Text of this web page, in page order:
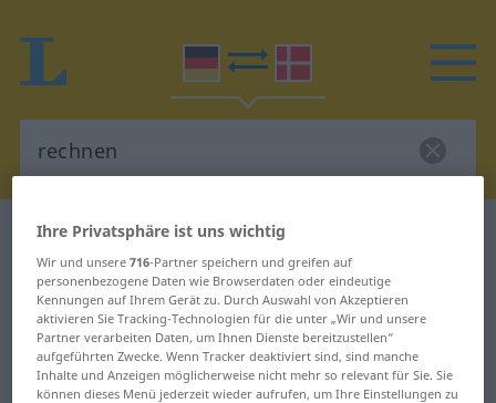
Deutsch-Dänisch Wörterbuch
Deutsch-Dänisch Übersetzung für
"rechnen"
"rechnen" Dänisch Übersetzung
Ihre Privatsphäre ist uns wichtig
Wir und unsere716-Partner speichern und greifen auf
personenbezogene Daten wie Browserdaten oder eindeutige
Kennungen auf Ihrem Gerät zu. Durch Auswahl von Akzeptieren
aktivieren Sie Tracking-Technologien für die unter „Wir und unsere
Partner verarbeiten Daten, um Ihnen Dienste bereitzustellen“
aufgeführten Zwecke. Wenn Tracker deaktiviert sind, sind manche
Inhalte und Anzeigen möglicherweise nicht mehr so relevant für Sie. Sie
können dieses Menü jederzeit wieder aufrufen, um Ihre Einstellungen zu